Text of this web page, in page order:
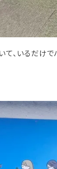
、いるだけで